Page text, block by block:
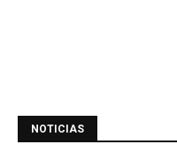
NOTICIAS